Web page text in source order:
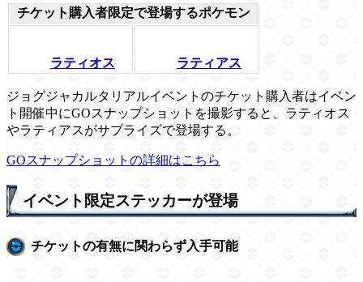
チケット購入者限定で登場するポケモン
ラティオス ラティアス
ジョグジャカルタリアルイベントのチケット購入者はイベン
ト開催中にGOスナップショットを撮影すると、ラティオス
やラティアスがサプライズで登場する。
GOスナップショットの詳細はこちら
イベント限定ステッカーが登場
チケットの有無に関わらず入手可能